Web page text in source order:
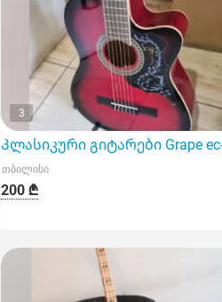
3
Კლასიკური გიტარები Grape ec-
თბილისი
200 ₾